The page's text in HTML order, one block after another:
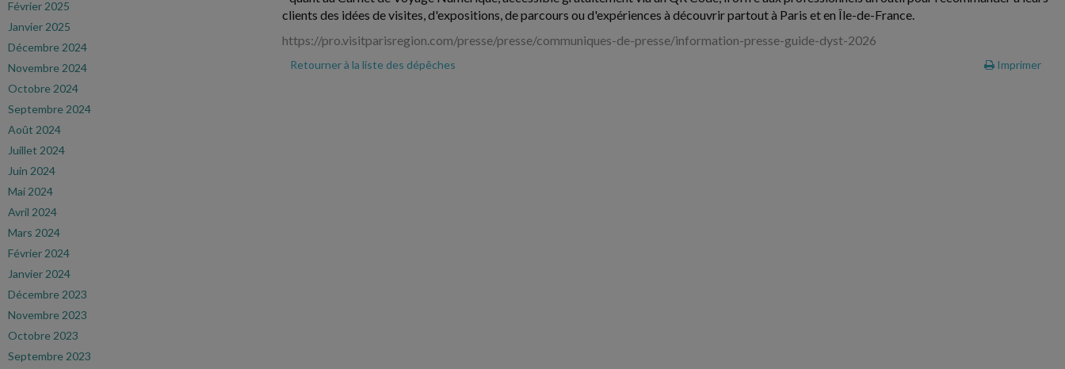
Février 2025
Janvier 2025
Décembre 2024
Novembre 2024
Octobre 2024
Septembre 2024
Août 2024
Juillet 2024
Juin 2024
Mai 2024
Avril 2024
Mars 2024
Février 2024
Janvier 2024
Décembre 2023
Novembre 2023
Octobre 2023
Septembre 2023
clients des idées de visites, d'expositions, de parcours ou d'expériences à découvrir partout à Paris et en Île-de-France.
https://pro.visitparisregion.com/presse/presse/communiques-de-presse/information-presse-guide-dyst-2026
Retourner à la liste des dépêches Imprimer